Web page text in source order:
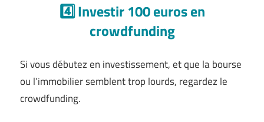
4️⃣ Investir 100 euros en
crowdfunding
Si vous débutez en investissement, et que la bourse
ou l’immobilier semblent trop lourds, regardez le
crowdfunding.